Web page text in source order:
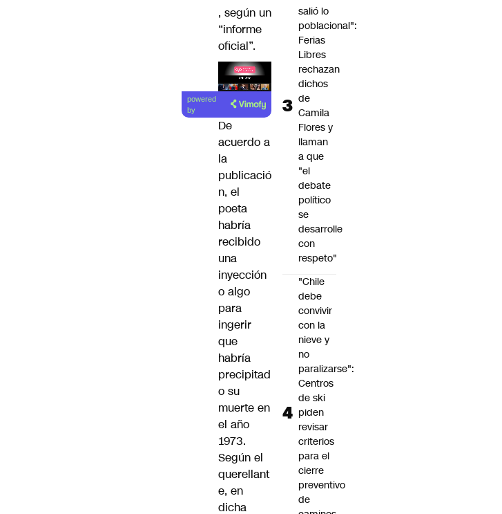
, según un
“informe
oficial”.
Lea el
artículo
powered
by
De
acuerdo a
la
publicació
n, el
poeta
habría
recibido
una
inyección
o algo
para
ingerir
que
habría
precipitad
o su
muerte en
el año
1973.
Según el
querellant
e, en
dicha
salió lo
poblacional":
Ferias
Libres
rechazan
dichos
de
Camila
Flores y
llaman
a que
"el
debate
político
se
desarrolle
con
respeto"
"Chile
debe
convivir
con la
nieve y
no
paralizarse":
Centros
de ski
piden
revisar
criterios
para el
cierre
preventivo
de